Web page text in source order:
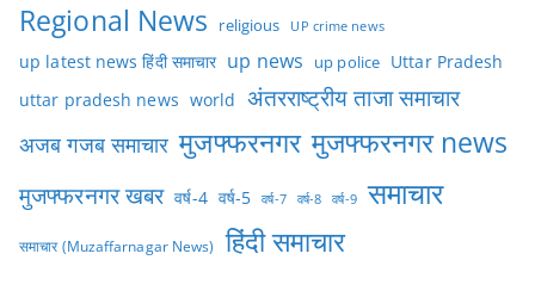
Regional News religious UP crime news
up latest news हिंदी समाचार up news up police Uttar Pradesh
uttar pradesh news world अंतरराष्ट्रीय ताजा समाचार
अजब गजब समाचार मुजफ्फरनगर मुजफ्फरनगर news
मुजफ्फरनगर खबर वर्ष-4 वर्ष-5 वर्ष-7 वर्ष-8 वर्ष-9 समाचार
समाचार (Muzaffarnagar News) हिंदी समाचार